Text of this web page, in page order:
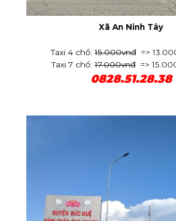
Xã An Ninh Tây
Taxi 4 chổ:15.000vnđ=>
Taxi 7 chổ:17.000vnđ=>
0828.51.28.38